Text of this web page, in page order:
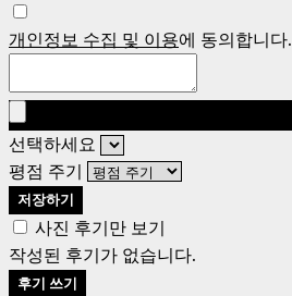
개인정보 수집 및 이용에 동의합니다.
선택하세요
평점 주기
저장하기
사진 후기만 보기
작성된 후기가 없습니다.
후기 쓰기